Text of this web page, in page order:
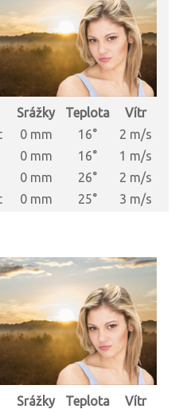
Srážky Teplota
Vítr
0 mm 16°
2 m/s
0 mm 16°
1 m/s
0 mm 26°
2 m/s
0 mm 25° 3 m/s
Srážky Teplota
Vítr